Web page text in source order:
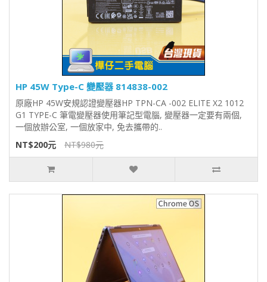
HP 45W Type-C 變壓器 814838-002
原廠HP 45W安規認證變壓器HP TPN-CA -002 ELITE X2 1012
G1 TYPE-C 筆電變壓器使用筆記型電腦, 變壓器一定要有兩個,
一個放辦公室, 一個放家中, 免去攜帶的..
NT$200元
NT$980元